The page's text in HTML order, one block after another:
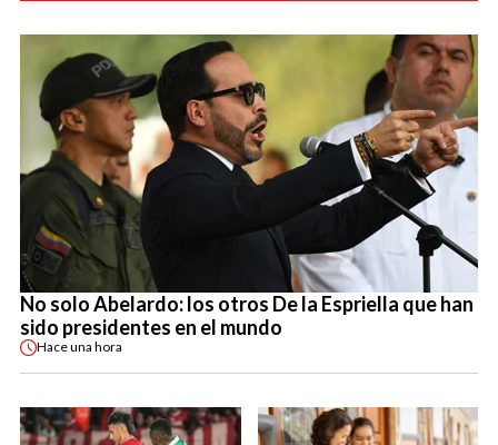
No solo Abelardo: los otros De la Espriella que han
sido presidentes en el mundo
Haceuna hora